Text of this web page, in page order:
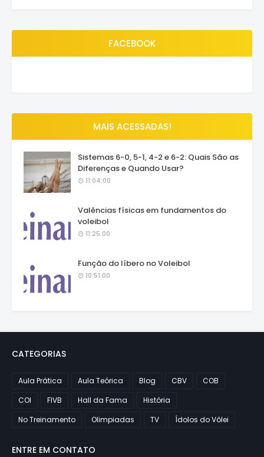
FACEBOOK
MAIS ACESSADAS!
Sistemas 6-0, 5-1, 4-2 e 6-2: Quais São as
Diferenças e Quando Usar?
11:04:00
Valências físicas em fundamentos do
voleibol
11:25:00
Função do líbero no Voleibol
10:51:00
CATEGORIAS
Aula Prática Aula Teórica Blog CBV
COB
COI
FIVB Hall da Fama
História
No Treinamento
Olimpiadas TV Ídolos do Vôlei
ENTRE EM CONTATO